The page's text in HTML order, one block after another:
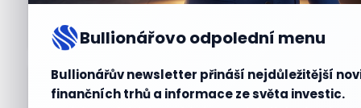
Bullionářovo odpolední menu
Bullionářův newsletter přináší nejdůležitější
finančních trhů a informace ze světa investic.
Aktuálnípříležitosti